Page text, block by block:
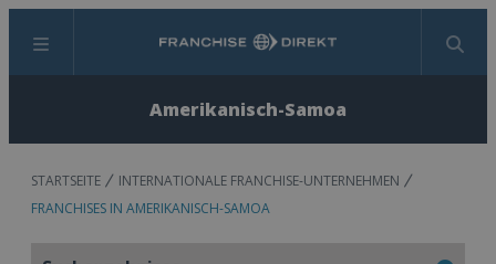
Menü Suchen
Amerikanisch-Samoa
STARTSEITE
INTERNATIONALE FRANCHISE-UNTERNEHMEN
FRANCHISES IN AMERIKANISCH-SAMOA